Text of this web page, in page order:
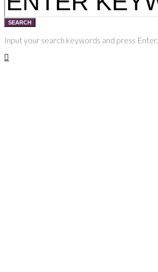
SEARCH
Input your search keywords and press Enter.